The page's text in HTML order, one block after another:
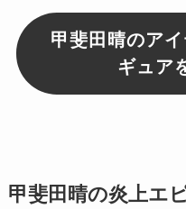
甲斐田晴のア
ギュア
甲斐田晴の炎上エ